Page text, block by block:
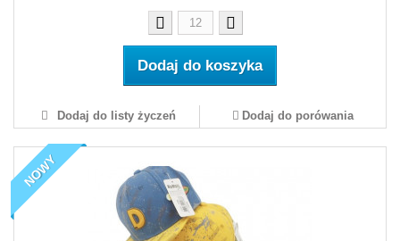
Dodaj do koszyka
Dodaj do listy życzeń Dodaj do porówania
NOWY